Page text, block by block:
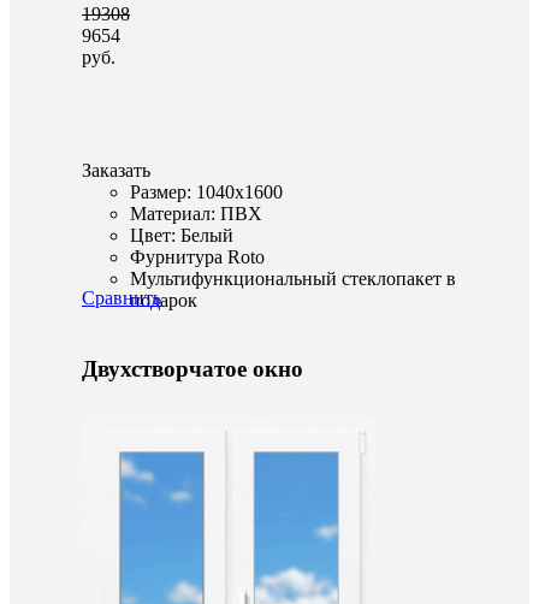
19308
9654
руб.
Заказать
Размер: 1040x1600
Материал: ПВХ
Цвет: Белый
Фурнитура Roto
Мультифункциональный стеклопакет в
подарок
Сравнить
Двухстворчатое окно